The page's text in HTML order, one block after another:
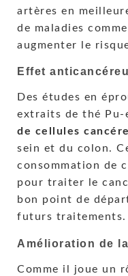
artères en
de maladies
augmenter le
Effet
Des études en
extraits de thé Pu-
de cellules
sein et du colon.
consommation de
pour traiter le
bon point de
futurs traitements.
Amélioration de
Comme il joue un